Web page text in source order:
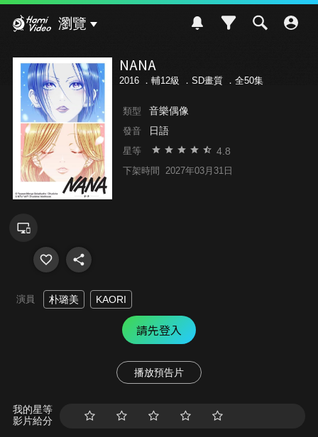
瀏覽
NANA
2016 ． 輔12級 ．SD畫質 ．全50集
類型 音樂偶像
發音 日語
星等 4.8
下架時間 2027年03月31日
演員 朴璐美 KAORI
請先登入
播放預告片
我的星等
影片給分